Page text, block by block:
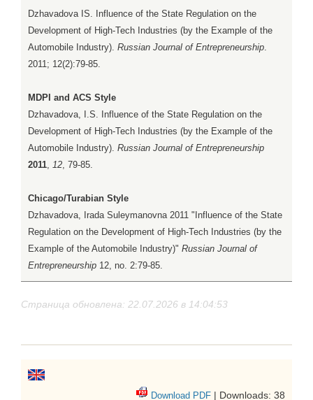
Dzhavadova IS. Influence of the State Regulation on the
Development of High-Tech Industries (by the Example of the
Automobile Industry). Russian Journal of Entrepreneurship.
2011; 12(2):79-85.
MDPI and ACS Style
Dzhavadova, I.S. Influence of the State Regulation on the
Development of High-Tech Industries (by the Example of the
Automobile Industry). Russian Journal of Entrepreneurship
2011, 12, 79-85.
Chicago/Turabian Style
Dzhavadova, Irada Suleymanovna 2011 "Influence of the State
Regulation on the Development of High-Tech Industries (by the
Example of the Automobile Industry)" Russian Journal of
Entrepreneurship 12, no. 2:79-85.
Страница обновлена: 22.07.2026 в 14:04:53
Download PDF | Downloads: 38